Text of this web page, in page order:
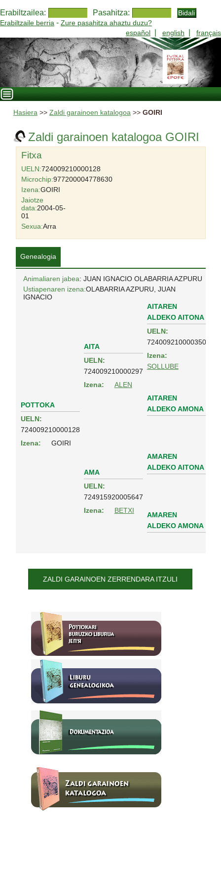
Erabiltzailea: Pasahitza:
Erabiltzaile berria - Zure pasahitza ahaztu duzu?
español
english français
Hasiera>> Zaldi garainoen katalogoa>> GOIRI
Zaldi garainoen katalogoa GOIRI
Fitxa
UELN:724009210000128
Microchip:977200004778630
Izena:GOIRI
Jaiotze
data:2004-05-
01
Sexua:Arra
Genealogia
Animaliaren jabea: JUAN IGNACIO OLABARRIA AZPURU
Ustiapenaren izena:OLABARRIA AZPURU, JUAN
IGNACIO
POTTOKA
UELN:
724009210000128
Izena:
GOIRI
AITA
UELN:
724009210000297
Izena:
ALEN
AITAREN
ALDEKO AITONA
UELN:
724009210000350
Izena:
SOLLUBE
AITAREN
ALDEKO AMONA
AMA
UELN:
724915920005647
Izena:
BETXI
AMAREN
ALDEKO AITONA
AMAREN
ALDEKO AMONA
ZALDI GARAINOEN ZERRENDARA ITZULI